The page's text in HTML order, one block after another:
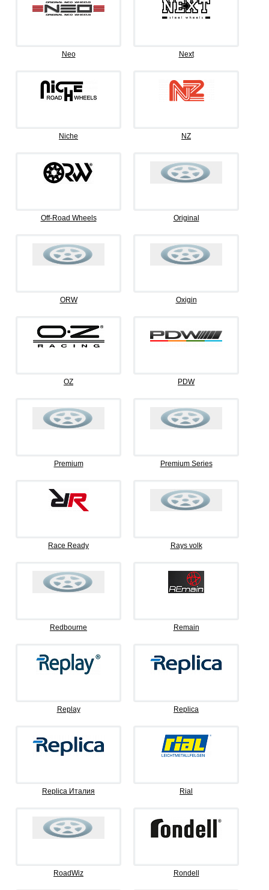
Neo Next
Niche NZ
Off-Road Wheels Original
ORW Oxigin
OZ PDW
Premium Premium Series
Race Ready Rays volk
Redbourne Remain
Replay Replica
Replica Италия Rial
RoadWiz Rondell